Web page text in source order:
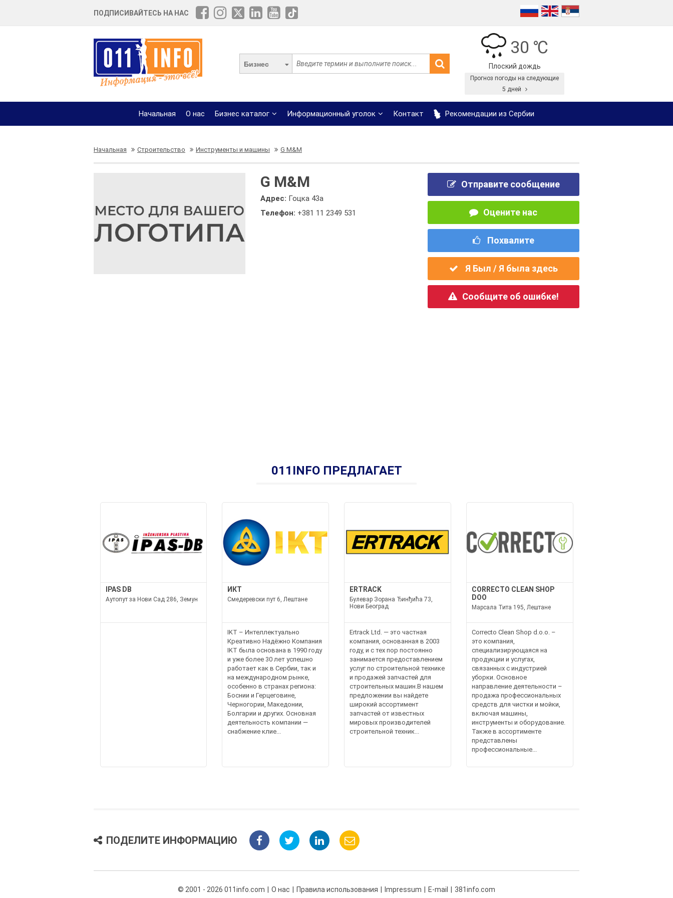
ПОДПИСИВАЙТЕСЬ НА НАС
Бизнес
30 ℃
Плоский дождь
Прогноз погоды на следующие
5 дней
Начальная О нас Бизнес каталог Информационный уголок Контакт Рекомендации из Сербии
Начальная Строительство Инструменты и машины G M&M
G M&M
Адрес: Гоцка 43а
Телефон: +381 11 2349 531
Отправите сообщение
Оцените нас
Похвалите
Я Был / Я была здесь
Сообщите об ошибке!
011INFO ПРЕДЛАГАЕТ
IPAS DB
Аутопут за Нови Сад 286, Земун
ИКТ
Смедеревски пут 6, Лештане
IKT – Интеллектуально
Креативно Надёжно Компания
IKT была основана в 1990 году
и уже более 30 лет успешно
работает как в Сербии, так и
на международном рынке,
особенно в странах региона:
Боснии и Герцеговине,
Черногории, Македонии,
Болгарии и других. Основная
деятельность компании —
снабжение клие...
ERTRACK
Булевар Зорана Ђинђића 73,
Нови Београд
Ertrack Ltd. — это частная
компания, основанная в 2003
году, и с тех пор постоянно
занимается предоставлением
услуг по строительной технике
и продажей запчастей для
строительных машин.В нашем
предложении вы найдете
широкий ассортимент
запчастей от известных
мировых производителей
строительной техник...
CORRECTO CLEAN SHOP
DOO
Марсала Тита 195, Лештане
Correcto Clean Shop d.o.o. –
это компания,
специализирующаяся на
продукции и услугах,
связанных с индустрией
уборки. Основное
направление деятельности –
продажа профессиональных
средств для чистки и мойки,
включая машины,
инструменты и оборудование.
Также в ассортименте
представлены
профессиональные...
ПОДЕЛИТЕ ИНФОРМАЦИЮ
© 2001 - 2026 011info.com О нас Правила использования Impressum E-mail 381info.com